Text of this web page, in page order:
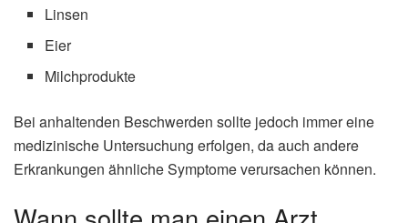
Linsen
Eier
Milchprodukte
Bei anhaltenden Beschwerden sollte jedoch immer eine
medizinische Untersuchung erfolgen, da auch andere
Erkrankungen ähnliche Symptome verursachen können.